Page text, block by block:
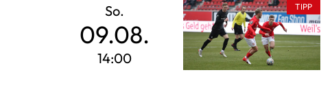
TIPP
So.
09.08.
14:00